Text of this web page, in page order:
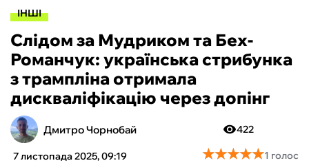
БОКС
ХОКЕЙ
ТЕНІС
ІНШІ
Слідом за Мудриком та Бех-
Романчук: українська стрибунка
з трампліна отримала
дискваліфікацію через допінг
Дмитро Чорнобай
7 листопада 2025, 09:19
422
★★★★★
★★★★★1 голос